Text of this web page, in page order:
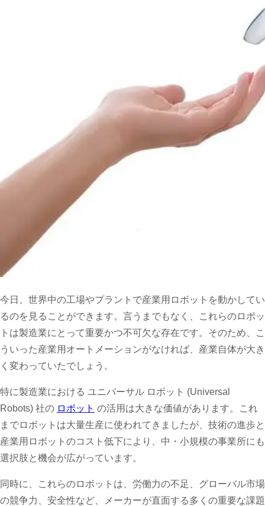
今日、世界中の工場やプラントで産業用ロボットを動かしてい
るのを見ることができます。言うまでもなく、これらのロボッ
トは製造業にとって重要かつ不可欠な存在です。そのため、こ
ういった産業用オートメーションがなければ、産業自体が大き
く変わっていたでしょう。
特に製造業における ユニバーサル ロボット (Universal
Robots) 社の ロボット の活用は大きな価値があります。これ
までロボットは大量生産に使われてきましたが、技術の進歩と
産業用ロボットのコスト低下により、中・小規模の事業所にも
選択肢と機会が広がっています。
同時に、これらのロボットは、労働力の不足、グローバル市場
の競争力、安全性など、メーカーが直面する多くの重要な課題